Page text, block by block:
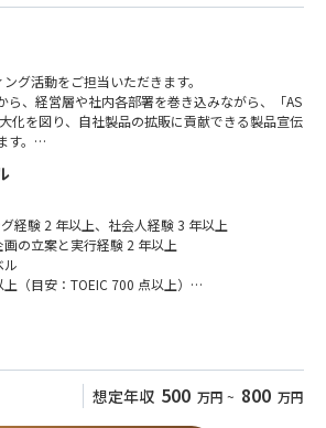
グ活動をご担当いただきます。
ら、経営層や社内各部署を巻き込みながら、「AS
化を図り、自社製品の拡販に貢献できる製品宣伝
。
づく、STP策定から、製品コンセプト戦略の設
ー企業や各種コンテンツ会社とのコラボ企画、新
ンチイベントなどまで一気通貫で幅広く実施し、
引をお任せします。
ASUS製品の日本ローカライズ化の業務が多く
と競合情報を分析し、市場を細分化し、顧客タ
の差別化を図るSTP戦略の策定と実行
ネージャーと営業部と連携しながら、GTM（Go t
経験 2 年以上、社会人経験 3 年以上
の立案と実行経験 2 年以上
ル
（目安：TOEIC 700 点以上）
のマーケティング企画の実務経験がある方
ーツ製品の知識、もしくはパソコンゲームやパ
方
想定年収 500 万円 ~ 800 万円